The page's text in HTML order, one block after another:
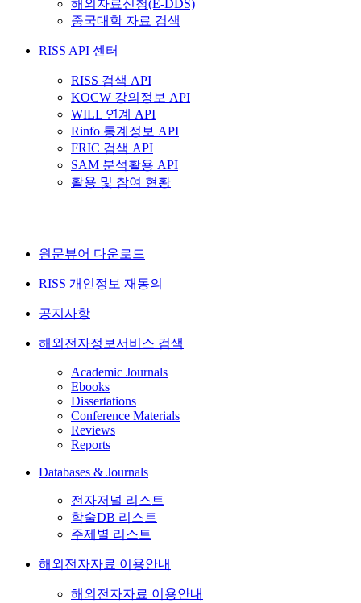
해외자료신청(E-DDS)
중국대학 자료 검색
RISS API 센터
RISS 검색 API
KOCW 강의정보 API
WILL 연계 API
Rinfo 통계정보 API
FRIC 검색 API
SAM 분석활용 API
활용 및 참여 현황
원문뷰어 다운로드
RISS 개인정보 재동의
공지사항
해외전자정보서비스 검색
Academic Journals
Ebooks
Dissertations
Conference Materials
Reviews
Reports
Databases & Journals
전자저널 리스트
학술DB 리스트
주제별 리스트
해외전자자료 이용안내
해외전자자료 이용안내